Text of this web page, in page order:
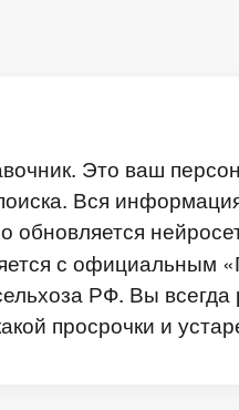
Это ваш
Вся
обновляется
с официальным
РФ. Вы
просрочки и